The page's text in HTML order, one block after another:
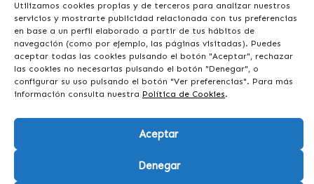
Utilizamos cookies propias y de terceros para analizar nuestros
servicios y mostrarte publicidad relacionada con tus preferencias
en base a un perfil elaborado a partir de tus hábitos de
navegación (como por ejemplo, las páginas visitadas). Puedes
aceptar todas las cookies pulsando el botón "Aceptar", rechazar
las cookies no necesarias pulsando el botón "Denegar", o
configurar su uso pulsando el botón "Ver preferencias". Para más
información consulta nuestra Política de Cookies.
Aceptar
Denegar
RECUPERACIÓN Y RESILIENCIA
© 2026 DANARK - Todos los derechos reservados.
Diseñado con♥por:Ducktoy
Privacidad
Declaración de accesibilidad